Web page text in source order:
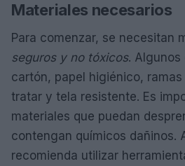
Materiales necesarios
Para comenzar, se necesitan
seguros y no tóxicos. Algunos
cartón, papel higiénico,
tratar y tela resistente. Es
materiales que puedan
contengan químicos dañinos.
recomienda utilizar